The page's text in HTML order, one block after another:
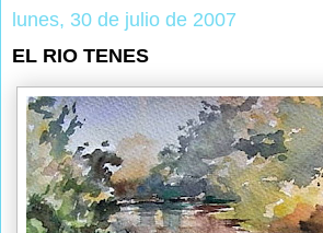
lunes, 30 de julio de 2007
EL RIO TENES